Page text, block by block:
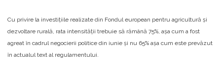
Cu privire la investițiile realizate din Fondul european pentru agricultură și
dezvoltare rurală, rata intensității trebuie să rămână 75%, așa cum a fost
agreat în cadrul negocierii politice din iunie și nu 65% așa cum este prevăzut
în actualul text al regulamentului.